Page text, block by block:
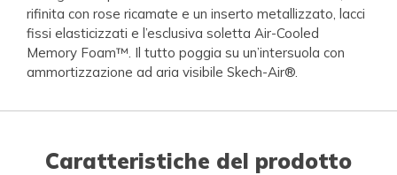
rifinita con rose ricamate e un inserto metallizzato, lacci
fissi elasticizzati e l’esclusiva soletta Air-Cooled
Memory Foam™. Il tutto poggia su un’intersuola con
ammortizzazione ad aria visibile Skech-Air®.
Caratteristiche del prodotto